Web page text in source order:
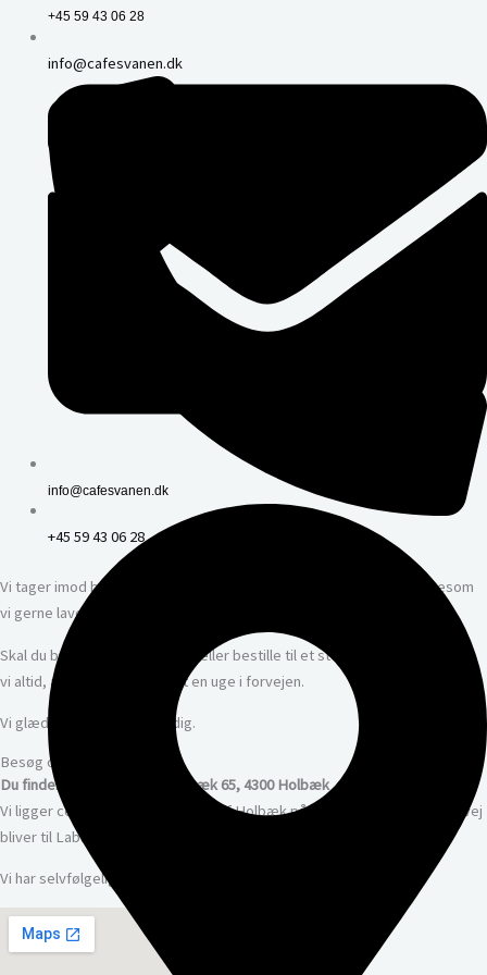
+45 59 43 06 28
info@cafesvanen.dk
info@cafesvanen.dk
+45 59 43 06 28
Vi tager imod bestillinger op til en time før du skal bruge maden, ligesom
vi gerne laver dit smørrebrød mens du venter.
Skal du bruge mange kuverter eller bestille til et stort selskab, anbefaler
vi altid, at du bestiller mindst en uge i forvejen.
Vi glæder os til at betjene dig.
Besøg os
Du finder os på adressen: Labæk 65, 4300 Holbæk
Vi ligger centralt i den østlige del af Holbæk på hjørnet, hvor Munkholmvej
bliver til Labæk, og hvor Havnevej støder til.
Vi har selvfølgelig gratis parkering til alle kunder.